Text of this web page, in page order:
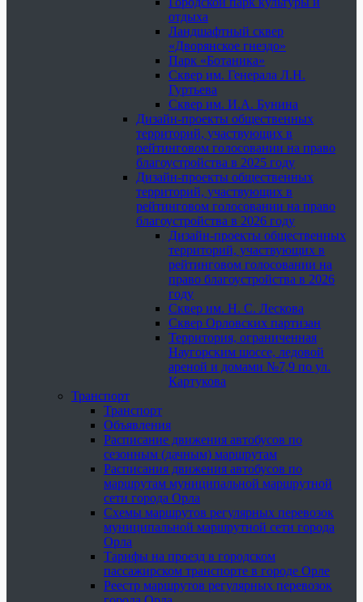
отдыха
Ландшафтный сквер
«Дворянское гнездо»
Парк «Ботаника»
Сквер им. Генерала Л.Н.
Гуртьева
Сквер им. И.А. Бунина
Дизайн-проекты общественных
территорий, участвующих в
рейтинговом голосовании на право
благоустройства в 2025 году
Дизайн-проекты общественных
территорий, участвующих в
рейтинговом голосовании на право
благоустройства в 2026 году
Дизайн-проекты общественных
территорий, участвующих в
рейтинговом голосовании на
право благоустройства в 2026
году
Сквер им. Н. С. Лескова
Сквер Орловских партизан
Территория, ограниченная
Наугорским шоссе, ледовой
ареной и домами №7,9 по ул.
Картукова
Транспорт
Транспорт
Объявления
Расписание движения автобусов по
сезонным (дачным) маршрутам
Расписания движения автобусов по
маршрутам муниципальной маршрутной
сети города Орла
Схемы маршрутов регулярных перевозок
муниципальной маршрутной сети города
Орла
Тарифы на проезд в городском
пассажирском транспорте в городе Орле
Реестр маршрутов регулярных перевозок